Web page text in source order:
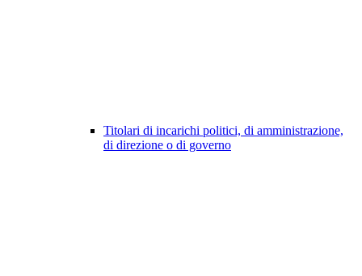
Titolari di incarichi politici, di amministrazione,
di direzione o di governo